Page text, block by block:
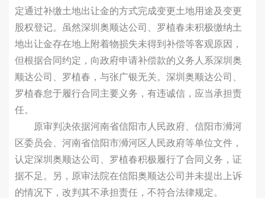
定通过补缴土地出让金的方式完成变更土地用途及变更
股权登记。虽然深圳奥顺达公司、罗植春未积极缴纳土
地出让金存在地上附着物损失未得到补偿等客观原因，
但根据合同约定，向政府申请补偿款的义务人系深圳奥
顺达公司、罗植春，与张广银无关。深圳奥顺达公司、
罗植春怠于履行合同主要义务，有违诚信，应当承担责
任。
原审判决依据河南省信阳市人民政府、信阳市浉河
区委员会、河南省信阳市浉河区人民政府等单位文件，
认定深圳奥顺达公司、罗植春积极履行了合同义务，证
据不足。另，原审法院在信阳奥顺达公司并未提出上诉
的情况下，改判其不承担责任，不符合法律规定。